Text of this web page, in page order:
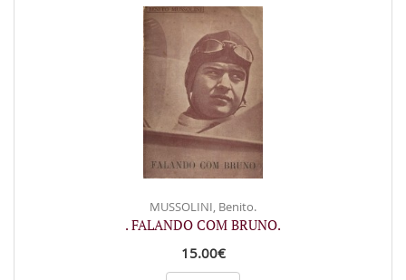
MUSSOLINI, Benito.
. FALANDO COM BRUNO.
15.00€